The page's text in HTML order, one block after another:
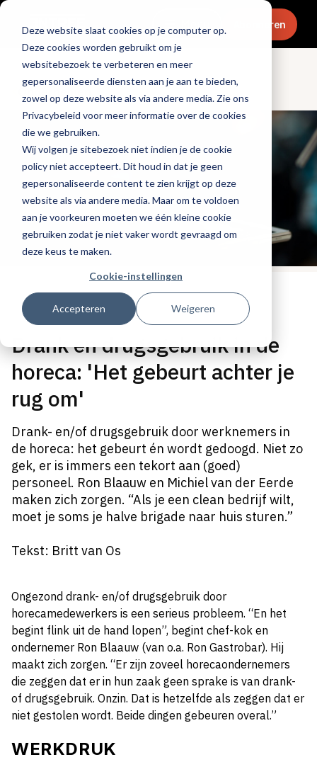
Deze website slaat cookies op je computer op.
Deze cookies worden gebruikt om je
websitebezoek te verbeteren en meer
gepersonaliseerde diensten aan je aan te bieden,
zowel op deze website als via andere media. Zie ons
Privacybeleid voor meer informatie over de cookies
die we gebruiken.
Wij volgen je sitebezoek niet indien je de cookie
policy niet accepteert. Dit houd in dat je geen
gepersonaliseerde content te zien krijgt op deze
website als via andere media. Maar om te voldoen
aan je voorkeuren moeten we één kleine cookie
gebruiken zodat je niet vaker wordt gevraagd om
deze keus te maken.
Cookie-instellingen
Accepteren Weigeren
Menu Abonneren
Ondernemen
Tags:personeel
Gepubliceerd op: 1 augustus 2023
Drank en drugsgebruik in de
horeca: 'Het gebeurt achter je
rug om'
Drank- en/of drugsgebruik door werknemers in
de horeca: het gebeurt én wordt gedoogd. Niet zo
gek, er is immers een tekort aan (goed)
personeel. Ron Blaauw en Michiel van der Eerde
maken zich zorgen. “Als je een clean bedrijf wilt,
moet je soms je halve brigade naar huis sturen.”
Tekst: Britt van Os
Ongezond drank- en/of drugsgebruik door
horecamedewerkers is een serieus probleem. “En het
begint flink uit de hand lopen”, begint chef-kok en
ondernemer Ron Blaauw (van o.a. Ron Gastrobar). Hij
maakt zich zorgen. “Er zijn zoveel horecaondernemers
die zeggen dat er in hun zaak geen sprake is van drank-
of drugsgebruik. Onzin. Dat is hetzelfde als zeggen dat er
niet gestolen wordt. Beide dingen gebeuren overal.”
WERKDRUK